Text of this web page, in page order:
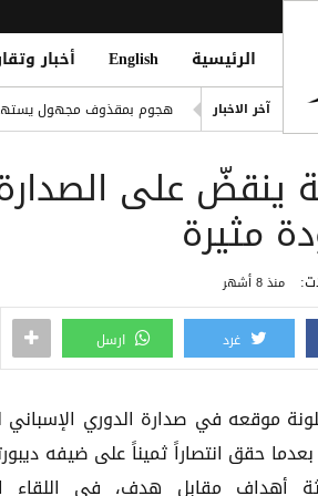
الرئيسية English أخبار
آخر الاخبار
هجوم بمقذوف مجهول
إصابة مواطن وزوجته بقصف
المقاومة الوطنية تستهدفينقضّ على
مثيرة
منذ 8 أشهر
غرد ارسل
موقعه في صدارة الدوري الإسباني
بعدما حقق انتصاراً ثميناً على ضيفه
أهداف مقابل هدف، في اللقاء